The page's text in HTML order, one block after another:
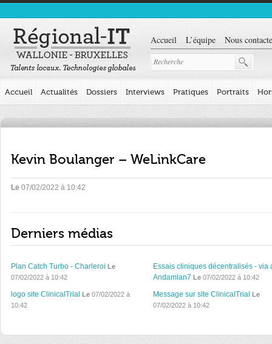
Accueil L’équipe Nous
Accueil Actualités Dossiers Interviews Pratiques Portraits
Kevin Boulanger – WeLinkCare
Le 07/02/2022 à 10:42
Derniers médias
Plan Catch Turbo - Charleroi Le
07/02/2022 à 10:42
Essais cliniques décentralisés - via
Andamlan7 Le07/02/2022 à 10:42
logo site ClinicalTrial Le 07/02/2022 à
10:42
Message sur site ClinicalTrial Le
07/02/2022 à 10:42